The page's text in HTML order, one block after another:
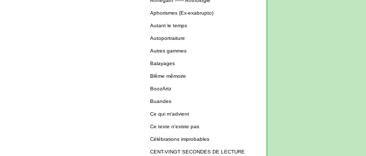
Aphorismes (Ex-exabrupto)
Autant le temps
Autoportraiture
Autres gammes
Balayages
Blême mêmoire
BoozArtz
Buandes
Ce qui m'advient
Ce texte n'existe pas
Célébrations improbables
CENT-VINGT SECONDES DE LECTURE